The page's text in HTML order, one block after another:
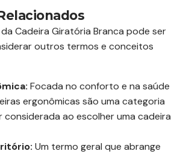
Cadeira Giratória Branca pode ser
outros termos e conceitos
Focada no conforto e na saúde
ergonômicas são uma categoria
ao escolher uma cadeira
Um termo geral que abrange